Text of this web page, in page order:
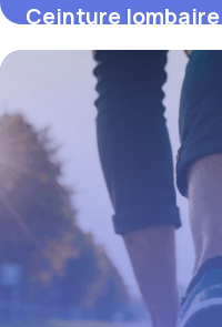
Ceinture
soulager la
29 septembre 2025